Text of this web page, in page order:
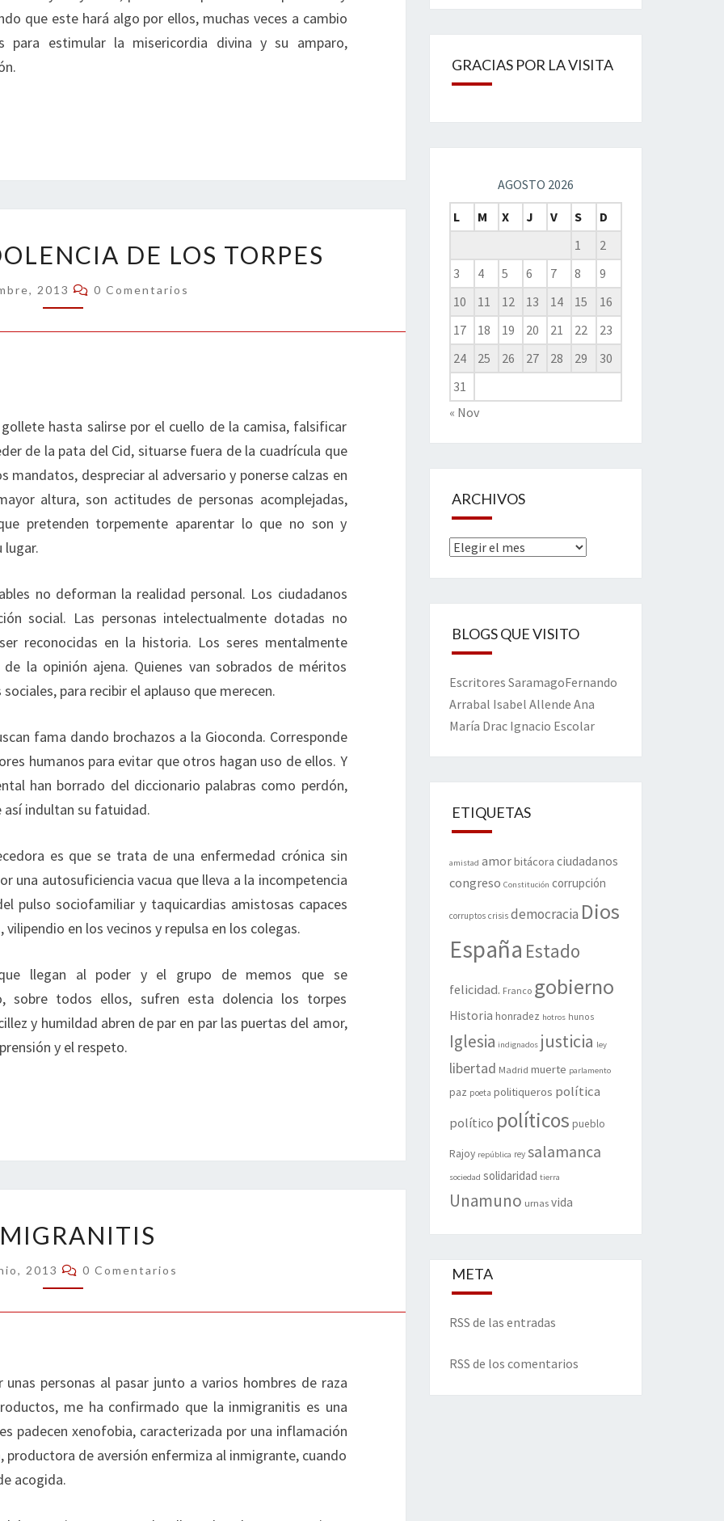
que este hará algo por ellos, muchas veces a cambio
para estimular la misericordia divina y su amparo,
SOBERBIA,
DOLENCIA
DE
LOS
DE LOS TORPES
2013 Comentarios
0 Comentarios
hasta salirse por el cuello de la camisa, falsificar
de la pata del Cid, situarse fuera de la cuadrícula que
mandatos, despreciar al adversario y ponerse calzas en
altura, son actitudes de personas acomplejadas,
pretenden torpemente aparentar lo que no son y
lugar.
no deforman la realidad personal. Los ciudadanos
social. Las personas intelectualmente dotadas no
reconocidas en la historia. Los seres mentalmente
la opinión ajena. Quienes van sobrados de méritos
para recibir el aplauso que merecen.
fama dando brochazos a la Gioconda. Corresponde
humanos para evitar que otros hagan uso de ellos. Y
han borrado del diccionario palabras como perdón,
indultan su fatuidad.
es que se trata de una enfermedad crónica sin
una autosuficiencia vacua que lleva a la incompetencia
pulso sociofamiliar y taquicardias amistosas capaces
en los vecinos y repulsa en los colegas.
que llegan al poder y el grupo de memos que se
sobre todos ellos, sufren esta dolencia los torpes
y humildad abren de par en par las puertas del amor,
y el respeto.
2013 Comentarios
0 Comentarios
personas al pasar junto a varios hombres de raza
me ha confirmado que la inmigranitis es una
padecen xenofobia, caracterizada por una inflamación
de aversión enfermiza al inmigrante, cuando
acogida.
GRACIAS POR LA VISITA
AGOSTO 2026
L
M X J V S
D
1
2
3
4 5 6 7 8
9
10
11 12 13 14 15
16
17
18 19 20 21 22
23
24
25 26 27 28 29
30
31
« Nov
ARCHIVOS
Archivos
BLOGS QUE VISITO
Escritores SaramagoFernando
Arrabal Isabel Allende Ana
María Drac Ignacio Escolar
ETIQUETAS
amistad amorbitácora ciudadanos
congreso Constitución corrupción
corruptos crisis democracia Dios
España Estado
felicidad. Franco gobierno
Historia honradez hotros hunos
Iglesia indignados justicia ley
libertad Madrid muerte parlamento
paz poeta politiqueros política
político políticos pueblo
Rajoy república rey salamanca
sociedad solidaridad tierra
Unamuno urnas vida
META
RSS de las entradas
RSS de los comentarios